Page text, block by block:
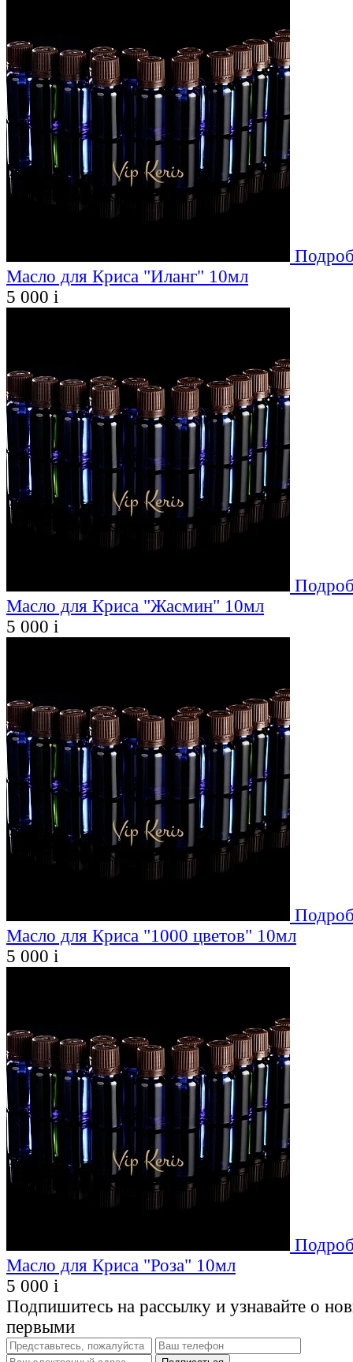
Масло для Криса "Иланг" 10мл
5 000 i
Масло для Криса "Жасмин" 10мл
5 000 i
Масло для Криса "1000 цветов" 10мл
5 000 i
Масло для Криса "Роза" 10мл
5 000 i
Подпишитесь на рассылку и узнавайте о
первыми